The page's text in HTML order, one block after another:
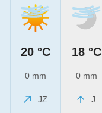
20 °C
0 mm
JZ
18 °C
0 mm
J